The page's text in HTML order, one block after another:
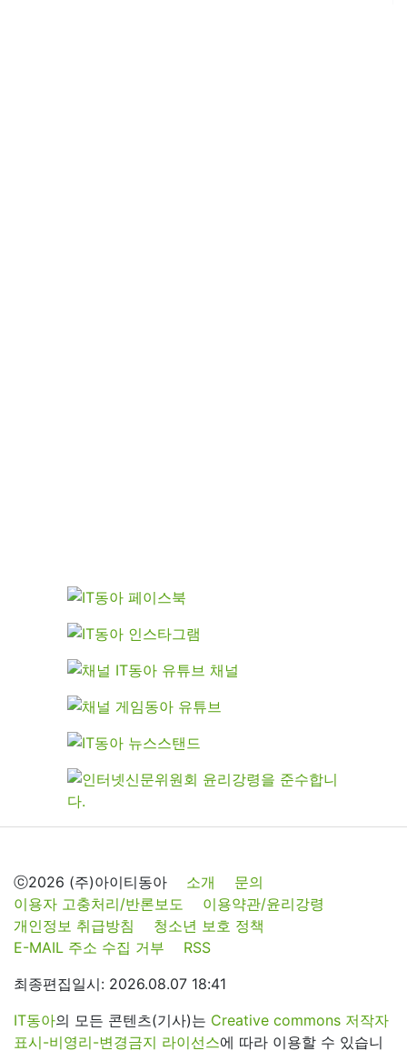
ⓒ2026 (주)아이티동아 소개
문의
이용자 고충처리/반론보도
이용약관/윤리강령
개인정보 취급방침
청소년 보호 정책
E-MAIL 주소 수집 거부
RSS
최종편집일시: 2026.08.07 18:41
IT동아의 모든 콘텐츠(기사)는 Creative commons 저작자
표시-비영리-변경금지 라이선스에 따라 이용할 수 있습니